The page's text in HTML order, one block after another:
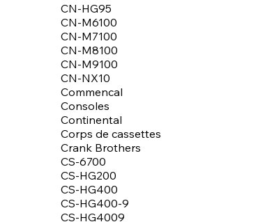
CN-HG95
CN-M6100
CN-M7100
CN-M8100
CN-M9100
CN-NX10
Commencal
Consoles
Continental
Corps de cassettes
Crank Brothers
CS-6700
CS-HG200
CS-HG400
CS-HG400-9
CS-HG4009